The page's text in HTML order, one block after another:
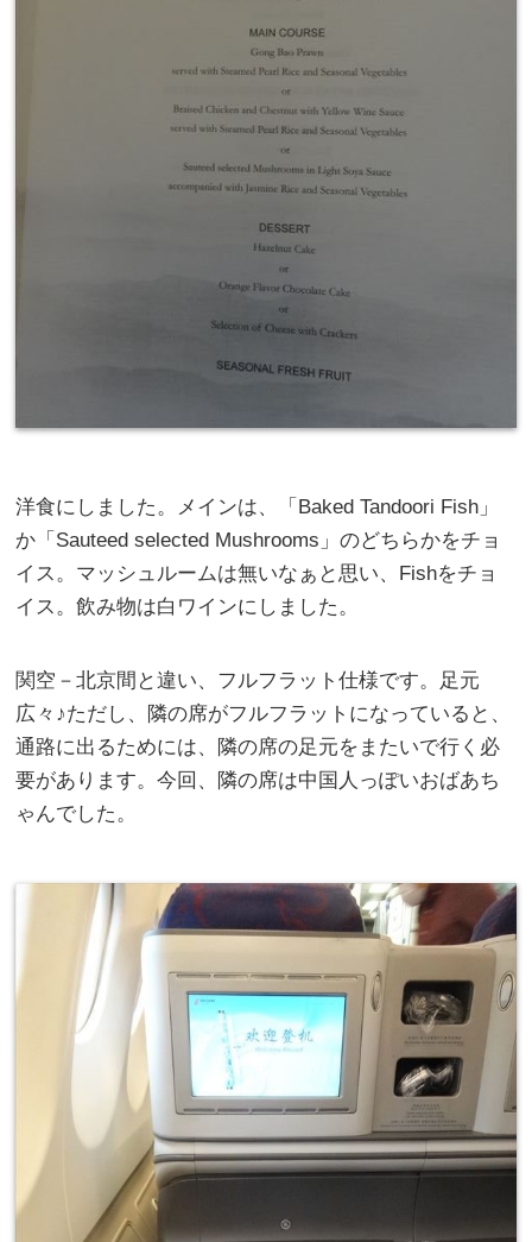
洋食にしました。メインは、「Baked Tandoori Fish」
か「Sauteed selected Mushrooms」のどちらかをチョ
イス。マッシュルームは無いなぁと思い、Fishをチョ
イス。飲み物は白ワインにしました。
関空－北京間と違い、フルフラット仕様です。足元
広々♪ただし、隣の席がフルフラットになっていると、
通路に出るためには、隣の席の足元をまたいで行く必
要があります。今回、隣の席は中国人っぽいおばあち
ゃんでした。